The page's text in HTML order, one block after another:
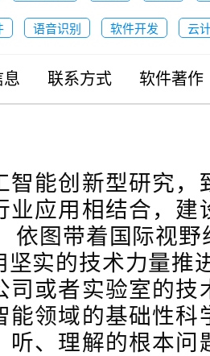
语音识别 软件开发 云
息 联系方式 软件著作
智能创新型研究，
业应用相结合，建
依图带着国际视
坚实的技术力量推
司或者实验室的技
能领域的基础性科
听、理解的根本问